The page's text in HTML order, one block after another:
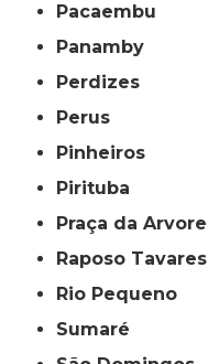
Pacaembu
Panamby
Perdizes
Perus
Pinheiros
Pirituba
Praça da Arvore
Raposo Tavares
Rio Pequeno
Sumaré